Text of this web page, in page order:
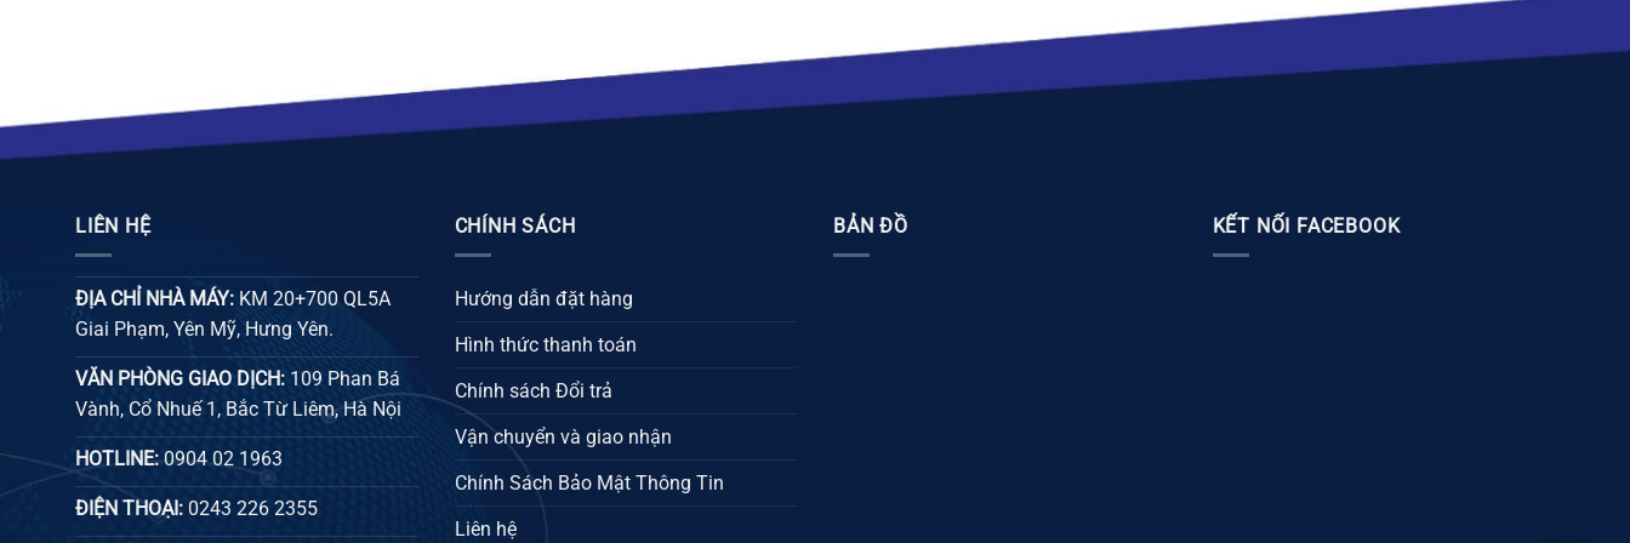
LIÊN HỆ
ĐỊA CHỈ NHÀ MÁY: KM 20+700 QL5A
Giai Phạm, Yên Mỹ, Hưng Yên.
VĂN PHÒNG GIAO DỊCH: 109 Phan Bá
Vành, Cổ Nhuế 1, Bắc Từ Liêm, Hà Nội
HOTLINE:0904 02 1963
ĐIỆN THOẠI: 0243 226 2355
CHÍNH SÁCH
Hướng dẫn đặt hàng
Hình thức thanh toán
Chính sách Đổi trả
Vận chuyển và giao nhận
Chính Sách Bảo Mật Thông Tin
Liên hệ
BẢN ĐỒ KẾT NỐI FACEBOOK